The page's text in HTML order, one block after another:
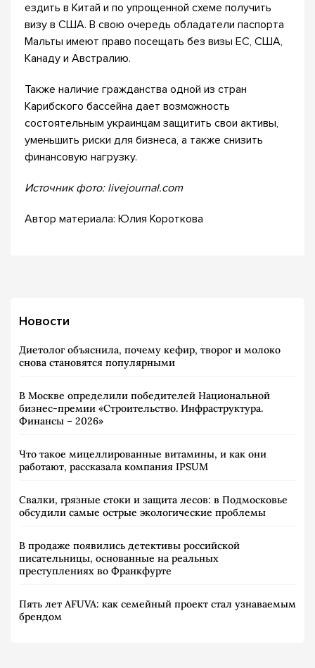
ездить в Китай и по упрощенной схеме получить
визу в США. В свою очередь обладатели паспорта
Мальты имеют право посещать без визы ЕС, США,
Канаду и Австралию.
Также наличие гражданства одной из стран
Карибского бассейна дает возможность
состоятельным украинцам защитить свои активы,
уменьшить риски для бизнеса, а также снизить
финансовую нагрузку.
Источник фото: livejournal.com
Автор материала: Юлия Короткова
Новости
Диетолог объяснила, почему кефир, творог и молоко
снова становятся популярными
В Москве определили победителей Национальной
бизнес-премии «Строительство. Инфраструктура.
Финансы – 2026»
Что такое мицеллированные витамины, и как они
работают, рассказала компания IPSUM
Свалки, грязные стоки и защита лесов: в Подмосковье
обсудили самые острые экологические проблемы
В продаже появились детективы российской
писательницы, основанные на реальных
преступлениях во Франкфурте
Пять лет AFUVA: как семейный проект стал узнаваемым
брендом